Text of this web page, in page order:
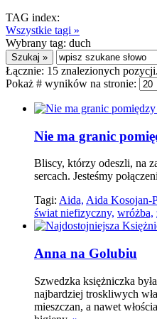
TAG index:
Wszystkie tagi »
Wybrany tag: duch
Łącznie: 15 znalezionych pozycji.
Pokaż # wyników na stronie:
Nie ma granic
Bliscy, którzy odeszli, na
sercach. Jesteśmy
Tagi: Aida, Aida Kosojan-
świat niefizyczny, wróżba,
Anna na Golubiu
Szwedzka księżniczka
najbardziej troskliwych
mieszczan, a nawet